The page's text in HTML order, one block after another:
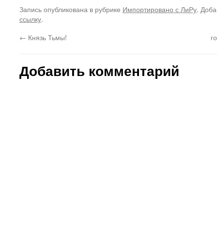
Запись опубликована в рубрике Импортировано с ЛиРу.
ссылку.
← Князь Тьмы!
Добавить комментарий